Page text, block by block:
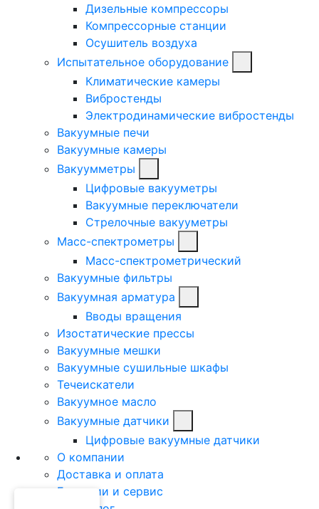
Дизельные компрессоры
Компрессорные станции
Осушитель воздуха
Испытательное оборудование
Климатические камеры
Вибростенды
Электродинамические вибростенды
Вакуумные печи
Вакуумные камеры
Вакуумметры
Цифровые вакууметры
Вакуумные переключатели
Стрелочные вакууметры
Масс-спектрометры
Масс-спектрометрический
Вакуумные фильтры
Вакуумная арматура
Вводы вращения
Изостатические прессы
Вакуумные мешки
Вакуумные сушильные шкафы
Течеискатели
Вакуумное масло
Вакуумные датчики
Цифровые вакуумные датчики
О компании
Доставка и оплата
Гарантии и сервис